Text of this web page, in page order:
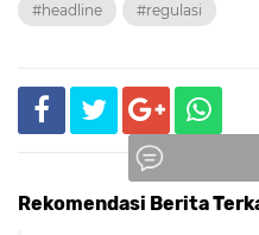
#headline #regulasi
Rekomendasi Berita